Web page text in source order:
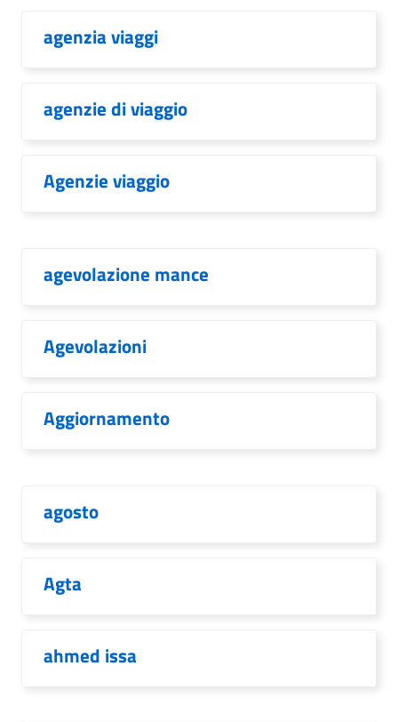
agenzia viaggi
agenzie di viaggio
Agenzie viaggio
agevolazione mance
Agevolazioni
Aggiornamento
agosto
Agta
ahmed issa